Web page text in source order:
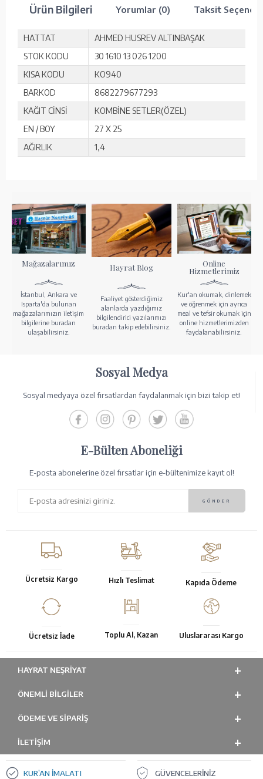
Ürün Bilgileri Yorumlar (0) Taksit
HATTAT
AHMED HUSREV ALTINBAŞAK
STOK KODU
30 1610 13 026 1200
KISA KODU
KO940
BARKOD
8682279677293
KAĞIT CİNSİ
KOMBİNE SETLER(ÖZEL)
EN / BOY
27 X 25
AĞIRLIK
1,4
Mağazalarımız
İstanbul, Ankara ve
Isparta'da bulunan
mağazalarımızın iletişim
bilgilerine buradan
ulaşabilirsiniz.
Hayrat Blog
Faaliyet gösterdiğimiz
alanlarda yazdığımız
bilgilendirici yazılarımızı
buradan takip edebilirsiniz.
Online
Hizmetlerimiz
Kur'an okumak, dinlemek
ve öğrenmek için ayrıca
meal ve tefsir okumak için
online hizmetlerimizden
faydalanabilirsiniz.
Sosyal Medya
Sosyal medyaya özel fırsatlardan faydalanmak için bizi takip et!
E-Bülten Aboneliği
E-posta abonelerine özel fırsatlar için e-bültenimize kayıt ol!
Ücretsiz Kargo Hızlı Teslimat Kapıda Ödeme
Ücretsiz İade Toplu Al, Kazan Uluslararası Kargo
HAYRAT NEŞRIYAT
ÖNEMLI BILGILER
ÖDEME VE SİPARİŞ
İLETİŞİM
KUR’AN İMALATI GÜVENCELERİNİZ